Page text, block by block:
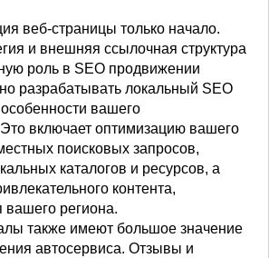
веб-страницы только начало.
и внешняя ссылочная структура
роль в SEO продвижении
разрабатывать локальный SEO
вашего
включает оптимизацию вашего
поисковых запросов,
каталогов и ресурсов, а
контента,
вашего региона.
также имеют большое значение
автосервиса. Отзывы и